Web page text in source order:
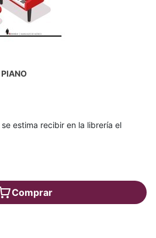
estima recibir en la librería el
Comprar